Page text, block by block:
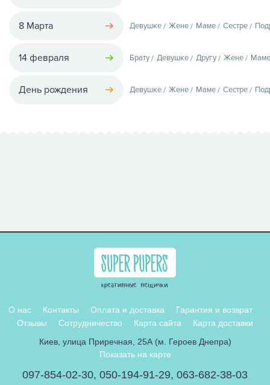
8 Марта Девушке Жене Маме Сестре
14 февраля Брату Девушке Другу Жене Маме
День рождения Девушке Жене Маме Сестре
О нас Контакты Оплата и доставка
Гарантия и возврат
Отзывы
Сотрудничество Карта сайта
Карта доставки
Киев, улица Приречная, 25А (м. Героев Днепра)
Показать на карте
097-854-02-30, 050-194-91-29, 063-682-38-03